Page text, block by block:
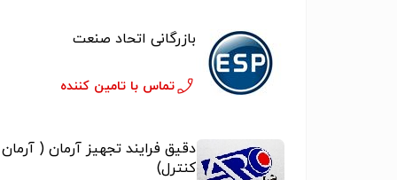
بازرگانی اتحاد صنعت
تماس با تامین کننده
دقیق فرایند تجهیز آرمان ( آرمان
کنترل)